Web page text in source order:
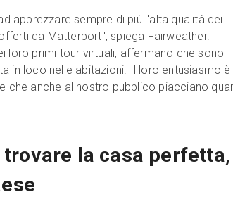
apprezzare sempre di più l'alta qualità dei
da Matterport", spiega Fairweather.
loro primi tour virtuali, affermano che sono
in loco nelle abitazioni. Il loro entusiasmo è
che anche al nostro pubblico piacciano
la casa perfetta,